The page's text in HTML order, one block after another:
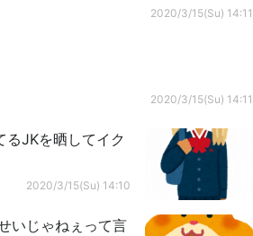
2020/3/15(Su) 14:11
2020/3/15(Su) 14:11
るJKを晒してイク
2020/3/15(Su) 14:10
いじゃねぇって言